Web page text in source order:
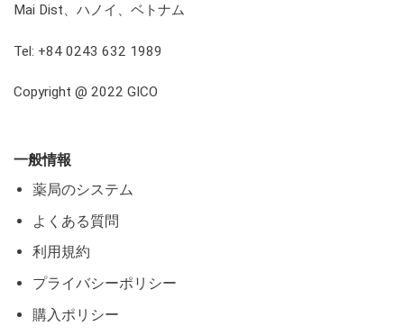
Mai Dist、ハノイ、ベトナム
Tel: +84 0243 632 1989
Copyright @ 2022 GICO
一般情報
薬局のシステム
よくある質問
利用規約
プライバシーポリシー
購入ポリシー